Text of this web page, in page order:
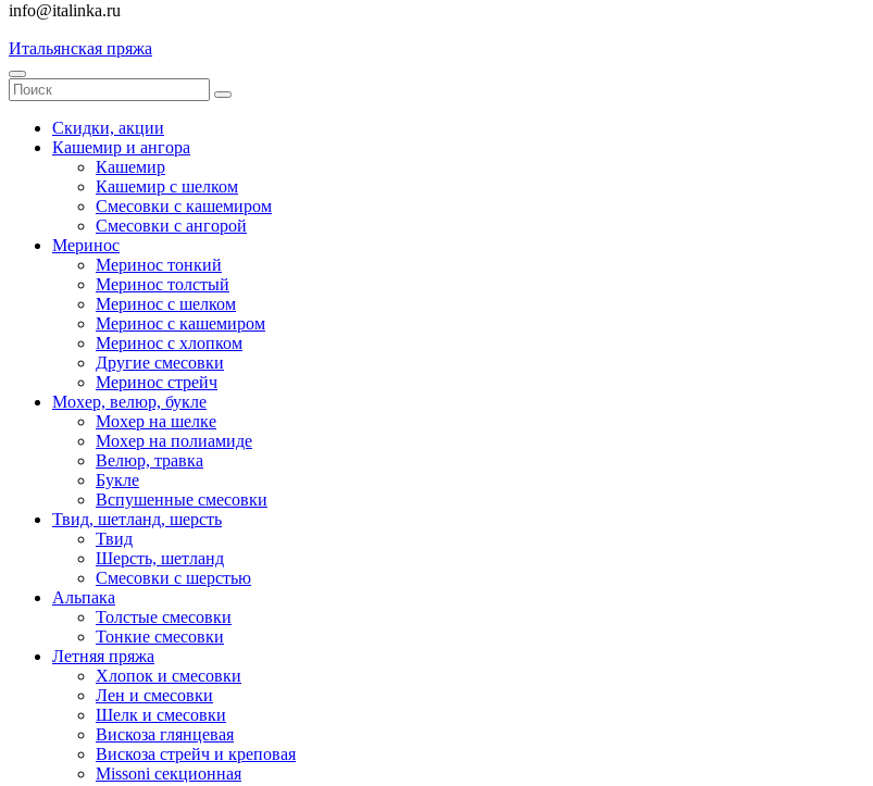
info@italinka.ru
Итальянская пряжа
Скидки, акции
Кашемир и ангора
Кашемир
Кашемир с шелком
Смесовки с кашемиром
Смесовки с ангорой
Меринос
Меринос тонкий
Меринос толстый
Меринос с шелком
Меринос с кашемиром
Меринос с хлопком
Другие смесовки
Меринос стрейч
Мохер, велюр, букле
Мохер на шелке
Мохер на полиамиде
Велюр, травка
Букле
Вспушенные смесовки
Твид, шетланд, шерсть
Твид
Шерсть, шетланд
Смесовки с шерстью
Альпака
Толстые смесовки
Тонкие смесовки
Летняя пряжа
Хлопок и смесовки
Лен и смесовки
Шелк и смесовки
Вискоза глянцевая
Вискоза стрейч и креповая
Missoni секционная